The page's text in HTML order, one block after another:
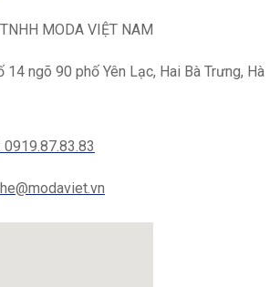
MODA VIỆT NAM
14 ngõ 90 phố Yên Lạc, Hai Bà Trưng, Hà